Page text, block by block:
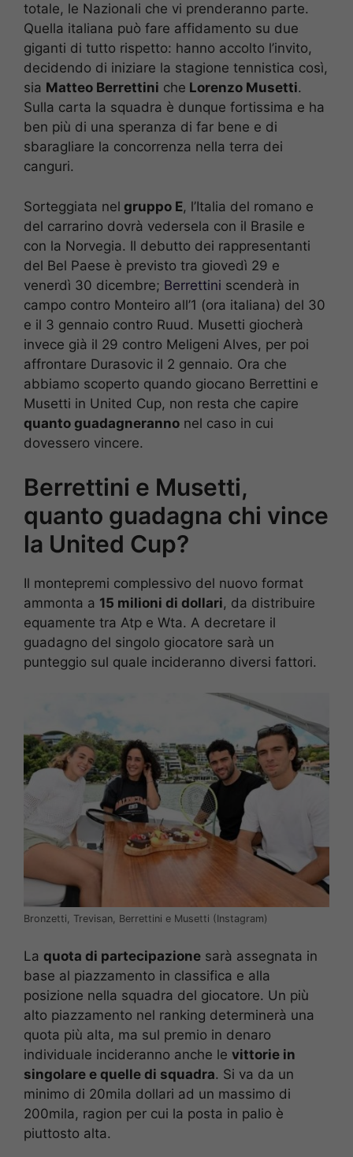
totale, le Nazionali che vi prenderanno parte.
Quella italiana può fare affidamento su due
giganti di tutto rispetto: hanno accolto l’invito,
decidendo di iniziare la stagione tennistica così,
sia Matteo Berrettini che Lorenzo Musetti.
Sulla carta la squadra è dunque fortissima e ha
ben più di una speranza di far bene e di
sbaragliare la concorrenza nella terra dei
canguri.
Sorteggiata nel gruppo E, l’Italia del romano e
del carrarino dovrà vedersela con il Brasile e
con la Norvegia. Il debutto dei rappresentanti
del Bel Paese è previsto tra giovedì 29 e
venerdì 30 dicembre; Berrettini scenderà in
campo contro Monteiro all’1 (ora italiana) del 30
e il 3 gennaio contro Ruud. Musetti giocherà
invece già il 29 contro Meligeni Alves, per poi
affrontare Durasovic il 2 gennaio. Ora che
abbiamo scoperto quando giocano Berrettini e
Musetti in United Cup, non resta che capire
quanto guadagneranno nel caso in cui
dovessero vincere.
Berrettini e Musetti,
quanto guadagna chi vince
la United Cup?
Il montepremi complessivo del nuovo format
ammonta a 15 milioni di dollari, da distribuire
equamente tra Atp e Wta. A decretare il
guadagno del singolo giocatore sarà un
punteggio sul quale incideranno diversi fattori.
Bronzetti, Trevisan, Berrettini e Musetti (Instagram)
La quota di partecipazione sarà assegnata in
base al piazzamento in classifica e alla
posizione nella squadra del giocatore. Un più
alto piazzamento nel ranking determinerà una
quota più alta, ma sul premio in denaro
individuale incideranno anche le vittorie in
singolare e quelle di squadra. Si va da un
minimo di 20mila dollari ad un massimo di
200mila, ragion per cui la posta in palio è
piuttosto alta.